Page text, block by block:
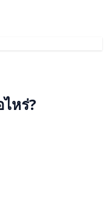
หร่?